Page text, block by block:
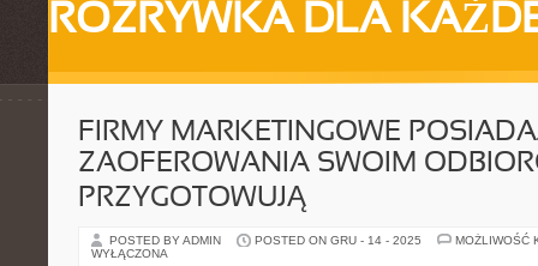
ROZRYWKA DLA
FIRMY MARKETINGOWE
ZAOFEROWANIA SWOIM
PRZYGOTOWUJĄ
POSTED BY ADMIN POSTED ON GRU - 14 - 2025
MOŻLIWOŚĆ
WYŁĄCZONA